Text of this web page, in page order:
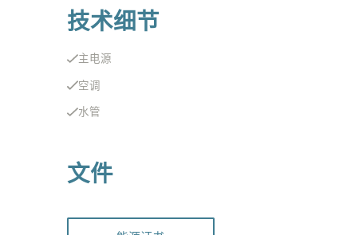
技术细节
主电源
空调
水管
文件